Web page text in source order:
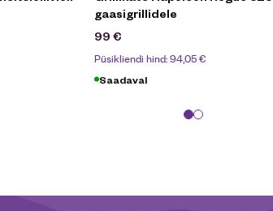
gaasigrillidele
99 €
Püsikliendi hind:94,05€
Saadaval